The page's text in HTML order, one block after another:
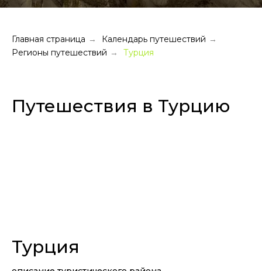
Главная страница → Календарь путешествий →
Регионы путешествий → Турция
Путешествия в Турцию
Турция